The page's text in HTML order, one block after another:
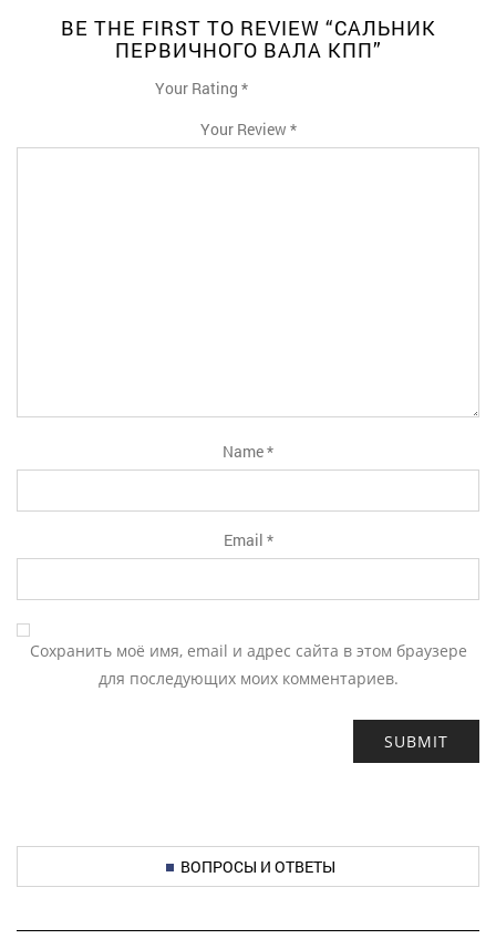
BE THE FIRST TO REVIEW “САЛЬНИК
ПЕРВИЧНОГО ВАЛА КПП”
Your Rating *
1 4
Your Review *
Name*
Email *
Сохранить моё имя, email и адрес сайта в этом браузере
для последующих моих комментариев.
ВОПРОСЫ И ОТВЕТЫ